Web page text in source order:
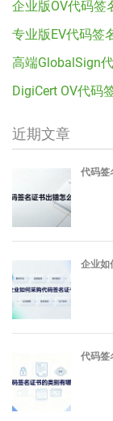
企业版OV代码
专业版EV代码签
高端GlobalSign
DigiCert OV代码
近期文章
代码签
企业如
代码签